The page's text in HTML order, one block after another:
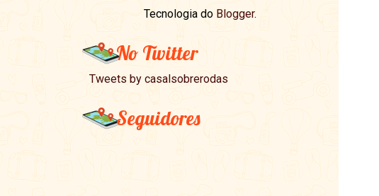
Tecnologia do Blogger.
No Twitter
Tweets by casalsobrerodas
Seguidores